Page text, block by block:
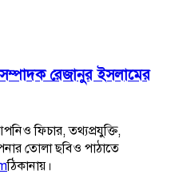
সম্পাদক রেজানুর ইসলামের
ফিচার, তথ্যপ্রযুক্তি,
তোলা ছবিও পাঠাতে
ঠিকানায়।